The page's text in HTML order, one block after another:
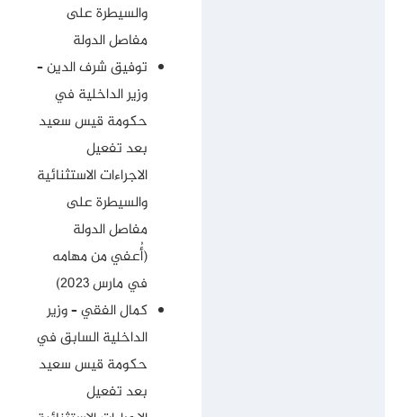
والسيطرة على
مفاصل الدولة
توفيق شرف الدين –
وزير الداخلية في
حكومة قيس سعيد
بعد تفعيل
الاجراءات الاستثنائية
والسيطرة على
مفاصل الدولة
(أُعفي من مهامه
في مارس 2023)
كمال الفقي – وزير
الداخلية السابق في
حكومة قيس سعيد
بعد تفعيل